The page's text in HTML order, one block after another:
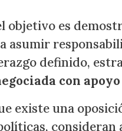
objetivo es
asumir
definido,
con
existe una
consideran